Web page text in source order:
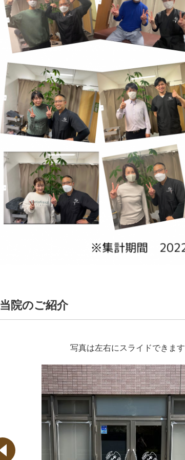
当院のご紹介
写真は左右にスライドできます